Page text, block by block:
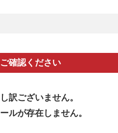
確認ください
訳ございません。
ルが存在しません。